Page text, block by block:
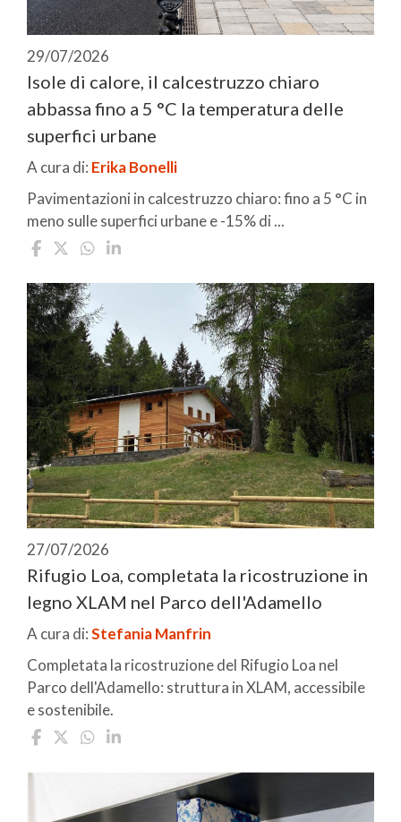
29/07/2026
Isole di calore, il calcestruzzo chiaro
abbassa fino a 5 °C la temperatura delle
superfici urbane
A cura di: Erika Bonelli
Pavimentazioni in calcestruzzo chiaro: fino a 5 °C in
meno sulle superfici urbane e -15% di ...
27/07/2026
Rifugio Loa, completata la ricostruzione in
legno XLAM nel Parco dell'Adamello
A cura di:Stefania Manfrin
Completata la ricostruzione del Rifugio Loa nel
Parco dell'Adamello: struttura in XLAM, accessibile
e sostenibile.